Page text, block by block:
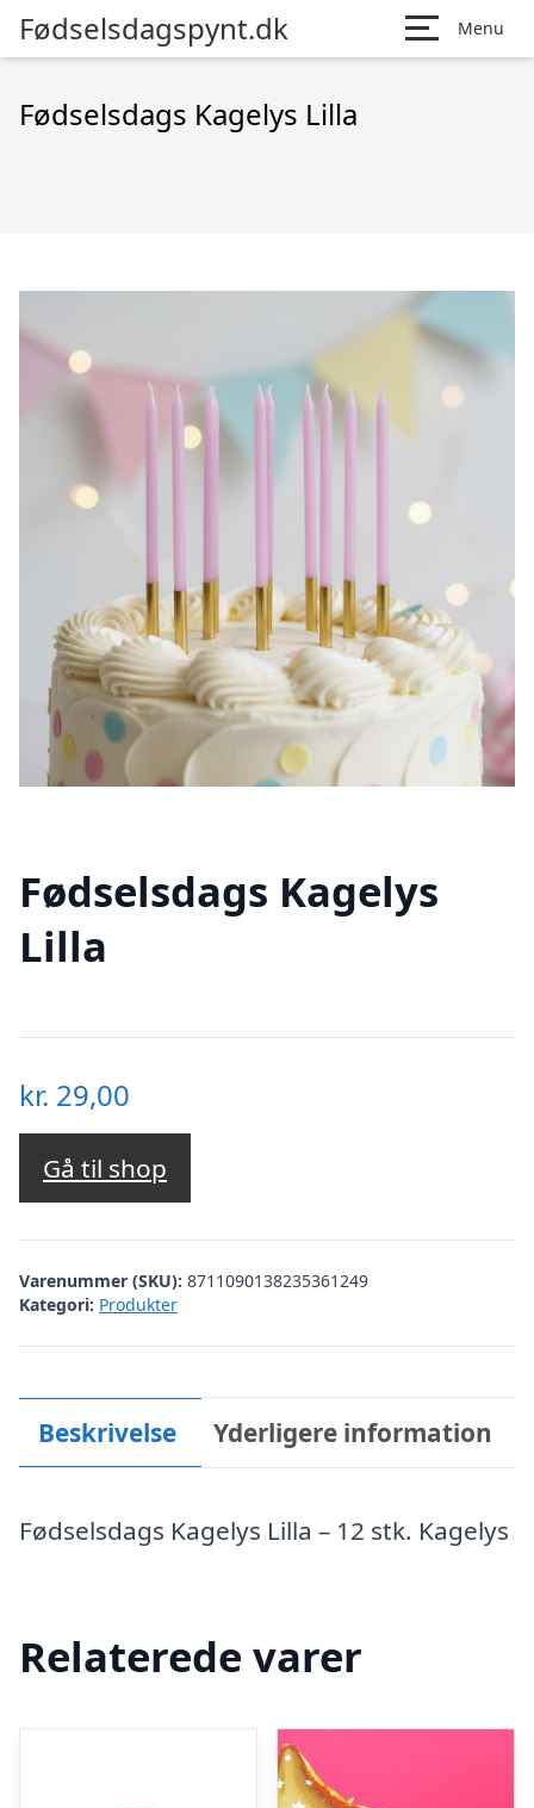
Fødselsdagspynt.dk Menu
Fødselsdags Kagelys Lilla
Fødselsdags Kagelys
Lilla
kr. 29,00
Gå til shop
Varenummer (SKU): 8711090138235361249
Kategori: Produkter
Beskrivelse Yderligere information
Fødselsdags Kagelys Lilla – 12 stk. Kagelys
Relaterede varer